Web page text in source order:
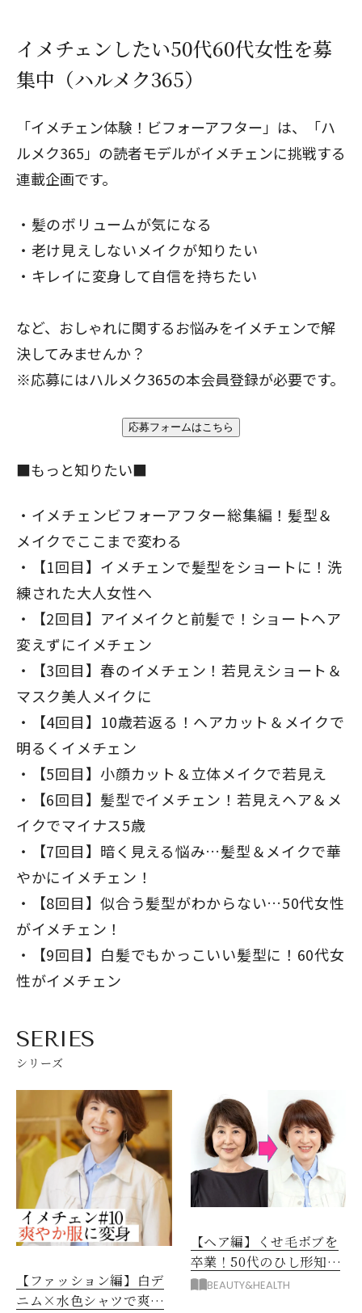
イメチェンしたい50代60代女性を募
集中（ハルメク365）
「イメチェン体験！ビフォーアフター」は、「ハ
ルメク365」の読者モデルがイメチェンに挑戦する
連載企画です。
髪のボリュームが気になる
老け見えしないメイクが知りたい
キレイに変身して自信を持ちたい
など、おしゃれに関するお悩みをイメチェンで解
決してみませんか？
※応募にはハルメク365の本会員登録が必要です。
■もっと知りたい■
イメチェンビフォーアフター総集編！髪型＆
メイクでここまで変わる
【1回目】イメチェンで髪型をショートに！洗
練された大人女性へ
【2回目】アイメイクと前髪で！ショートヘア
変えずにイメチェン
【3回目】春のイメチェン！若見えショート＆
マスク美人メイクに
【4回目】10歳若返る！ヘアカット＆メイクで
明るくイメチェン
【5回目】小顔カット＆立体メイクで若見え
【6回目】髪型でイメチェン！若見えヘア＆メ
イクでマイナス5歳
【7回目】暗く見える悩み…髪型＆メイクで華
やかにイメチェン！
【8回目】似合う髪型がわからない…50代女性
がイメチェン！
【9回目】白髪でもかっこいい髪型に！60代女
性がイメチェン
SERIES
シリーズ
【ファッション編】白デ
ニム×水色シャツで爽や
【ヘア編】くせ毛ボブを
卒業！50代のひし形知的
リラックスショートに
BEAUTY&HEALTH